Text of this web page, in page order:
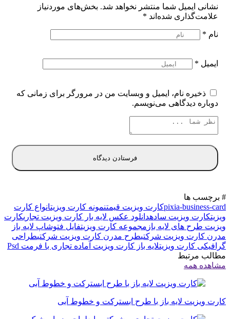
نشانی ایمیل شما منتشر نخواهد شد. بخش‌های موردنیاز
علامت‌گذاری شده‌اند *
نام *
ایمیل *
ذخیره نام، ایمیل و وبسایت من در مرورگر برای زمانی که
دوباره دیدگاهی می‌نویسم.
# برچسب ها
pixia-business-cardکارت ویزیت قیمتنمونه کارت ویزیتانواع کارت
ویزیتکارت ویزیت سادهدانلود عکس لایه بار کارت ویزیت تجاریکارت
ویزیت طرح های لایه باز مجموعه کارت ویزیتفایل فتوشاپ لایه باز
مدرن کارت ویزیت شرکتیطرح مدرن کارت ویزیت شرکتیطراحی
گرافیکی کارت ویزیتلایه باز کارت ویزیت آماده تجاری با فرمت Psd
مطالب مرتبط
مشاهده همه
کارت ویزیت لایه باز با طرح ابسترکت و خطوط آبی